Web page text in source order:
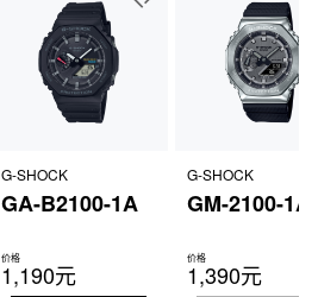
G-SHOCK
GA-B2100-1A
价格
1,190元
G-SHOCK
GM-2100-1A
价格
1,390元